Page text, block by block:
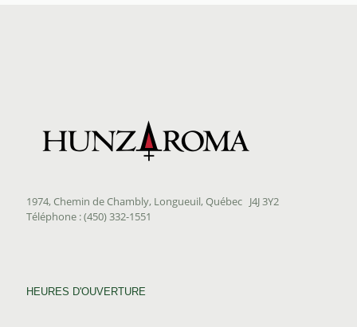
1974, Chemin de Chambly, Longueuil, Québec J4J 3Y2
Téléphone : (450) 332-1551
HEURES D'OUVERTURE